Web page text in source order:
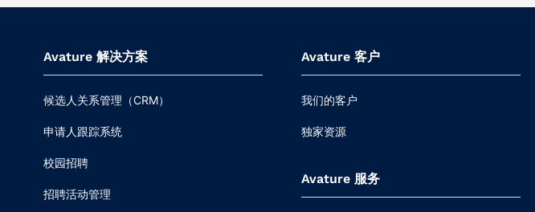
Avature 解决方案
候选人关系管理（CRM）
申请人跟踪系统
校园招聘
招聘活动管理
Avature 客户
我们的客户
独家资源
Avature 服务